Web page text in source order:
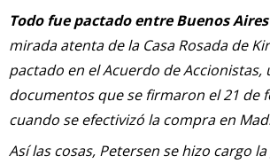
Todo fue pactado entre Buenos
mirada atenta de la Casa Rosada de
pactado en el Acuerdo de Accionistas,
documentos que se firmaron el 21 de
cuando se efectivizó la compra en
Así las cosas, Petersen se hizo cargo